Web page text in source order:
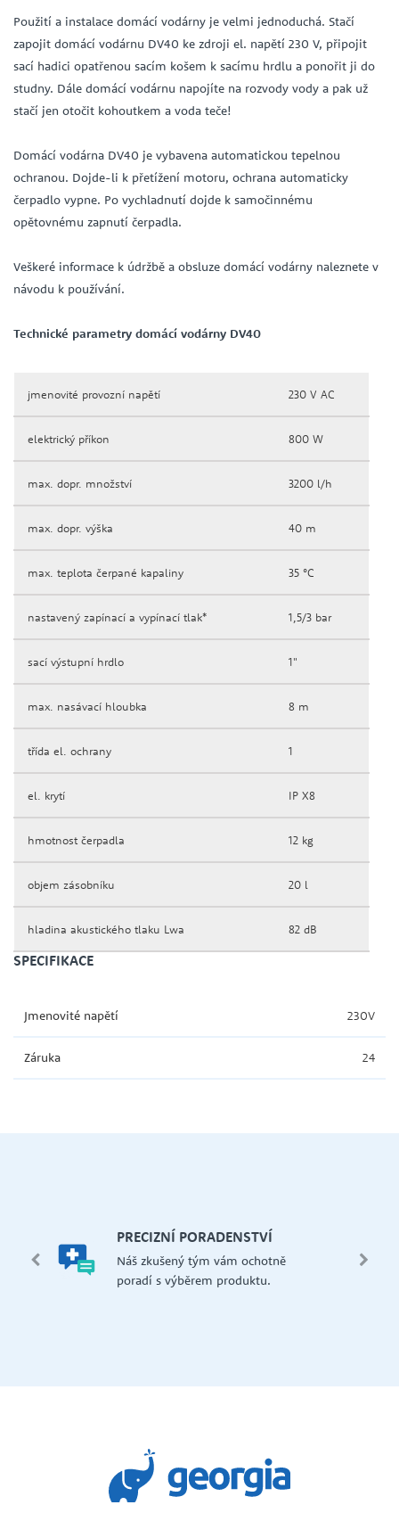
Použití a instalace domácí vodárny je velmi jednoduchá. Stačí
zapojit domácí vodárnu DV40 ke zdroji el. napětí 230 V, připojit
sací hadici opatřenou sacím košem k sacímu hrdlu a ponořit ji do
studny. Dále domácí vodárnu napojíte na rozvody vody a pak už
stačí jen otočit kohoutkem a voda teče!
Domácí vodárna DV40 je vybavena automatickou tepelnou
ochranou. Dojde-li k přetížení motoru, ochrana automaticky
čerpadlo vypne. Po vychladnutí dojde k samočinnému
opětovnému zapnutí čerpadla.
Veškeré informace k údržbě a obsluze domácí vodárny naleznete v
návodu k používání.
Technické parametry domácí vodárny DV40
jmenovité provozní napětí 230 V AC
elektrický příkon 800 W
max. dopr. množství 3200 l/h
max. dopr. výška 40 m
max. teplota čerpané kapaliny 35 °C
nastavený zapínací a vypínací tlak* 1,5/3 bar
sací výstupní hrdlo 1"
max. nasávací hloubka 8 m
třída el. ochrany 1
el. krytí IP X8
hmotnost čerpadla 12 kg
objem zásobníku 20 l
hladina akustického tlaku Lwa 82 dB
SPECIFIKACE
Jmenovité napětí 230V
Záruka 24
PRECIZNÍ PORADENSTVÍ
Náš zkušený tým vám ochotně
poradí s výběrem produktu.